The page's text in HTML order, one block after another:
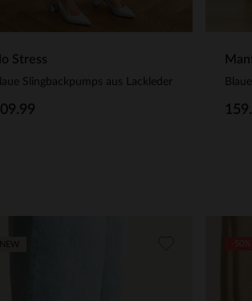
Stress
Slingbackpumps aus Lackleder